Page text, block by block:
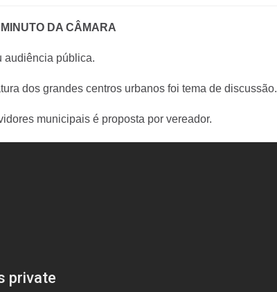
MINUTO DA CÂMARA
audiência pública.
dos grandes centros urbanos foi tema de discussão.
municipais é proposta por vereador.